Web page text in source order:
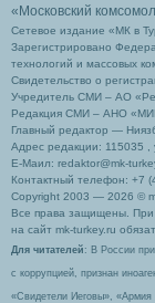
«Московский
Сетевое издание «МК в
Зарегистрировано
технологий и массовых
Свидетельство о
Учредитель СМИ – АО
Редакция СМИ – АНО
Главный редактор —
Адрес редакции: 115035 ,
Е-Маил: redaktor@mk-
Контактный телефон: +7
Copyright 2003 — 2026 ©
Все права защищены. При
на сайт mk-turkey.ru
Для читателей : В России
с коррупцией, признан
«Свидетели Иеговы»,